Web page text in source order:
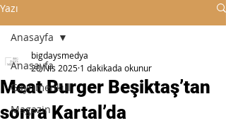
Yazı
Anasayfa
Gayrimenkul
Magazin
Anasayfa
Meat Burger Beşiktaş’tan
sonra Kartal’da
bigdaysmedya
20 Nis 2025 1 dakikada okunur